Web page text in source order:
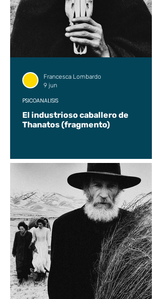
El industrioso caballero de
Thanatos (fragmento)
PSICOANÁLISIS
Francesca Lombardo
9 jun